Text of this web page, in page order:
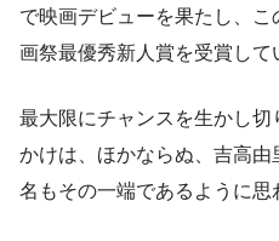
で映画デビューを果たし、
画祭最優秀新人賞を受賞して
最大限にチャンスを生かし
かけは、ほかならぬ、吉高
名もその一端であるように思